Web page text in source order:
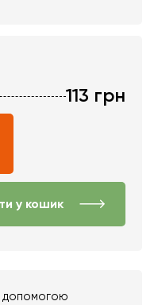
113 грн
у кошик
допомогою